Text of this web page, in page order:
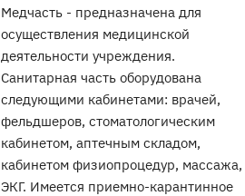
Медчасть - предназначена для
осуществления медицинской
деятельности учреждения.
Санитарная часть оборудована
следующими кабинетами: врачей,
фельдшеров, стоматологическим
кабинетом, аптечным складом,
кабинетом физиопроцедур, массажа,
ЭКГ. Имеется приемно-карантинное